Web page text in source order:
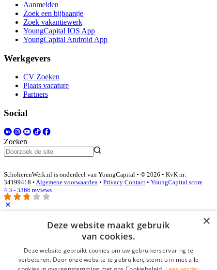
Aanmelden
Zoek een bijbaantje
Zoek vakantiewerk
YoungCapital IOS App
YoungCapital Android App
Werkgevers
CV Zoeken
Plaats vacature
Partners
Social
Zoeken
ScholierenWerk.nl is onderdeel van YoungCapital • © 2026 • KvK nr:
34199418 • Algemene voorwaarden • Privacy Contact • YoungCapital score
4.3 - 3366 reviews
Inloggen als bedrijf ×
Deze website maakt gebruik
van cookies.
Deze website gebruikt cookies om uw gebruikerservaring te
verbeteren. Door onze website te gebruiken, stemt u in met alle